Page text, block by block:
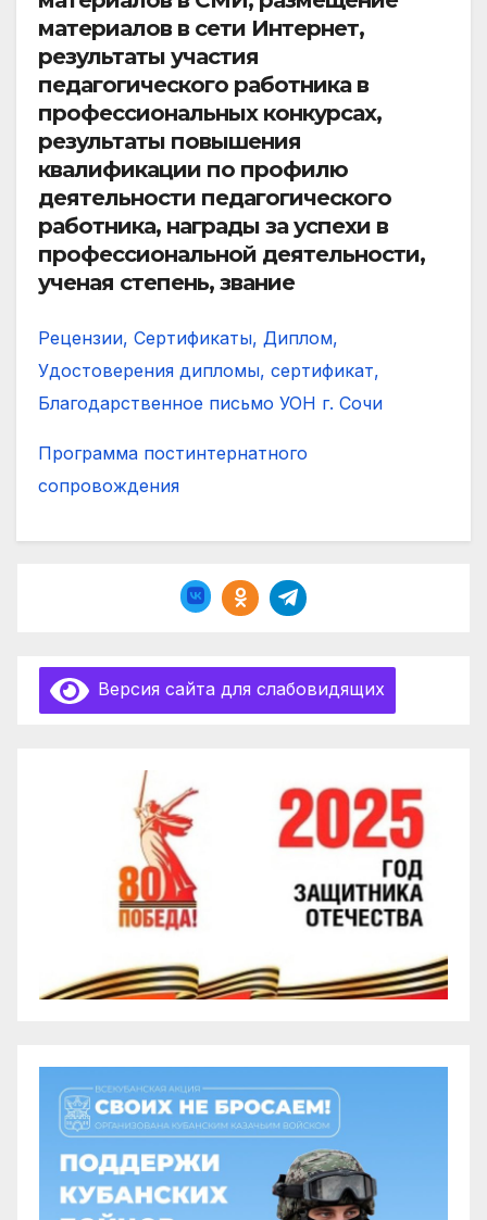
материалов в сети Интернет,
результаты участия
педагогического работника в
профессиональных конкурсах,
результаты повышения
квалификации по профилю
деятельности педагогического
работника, награды за успехи в
профессиональной деятельности,
ученая степень, звание
Рецензии, Сертификаты, Диплом,
Удостоверения дипломы, сертификат,
Благодарственное письмо УОН г. Сочи
Программа постинтернатного
сопровождения
Версия сайта для слабовидящих